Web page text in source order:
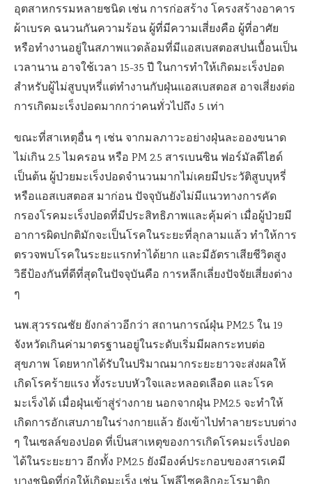
อุตสาหกรรมหลายชนิด เช่น การก่อสร้าง โครงสร้างอาคาร
ผ้าเบรค ฉนวนกันความร้อน ผู้ที่มีความเสี่ยงคือ ผู้ที่อาศัย
หรือทำงานอยู่ในสภาพแวดล้อมที่มีแอสเบสตอสปนเบื้อนเป็น
เวลานาน อาจใช้เวลา 15-35 ปี ในการทำให้เกิดมะเร็งปอด
สำหรับผู้ไม่สูบบุหรี่แต่ทำงานกับฝุ่นแอสเบสตอส อาจเสี่ยงต่อ
การเกิดมะเร็งปอดมากกว่าคนทั่วไปถึง 5 เท่า
ขณะที่สาเหตุอื่น ๆ เช่น จากมลภาวะอย่างฝุ่นละอองขนาด
ไม่เกิน2.5ไมครอน หรือ PM 2.5 สารเบนซิน ฟอร์มัลดีไฮด์
เป็นต้น ผู้ป่วยมะเร็งปอดจำนวนมากไม่เคยมีประวัติสูบบุหรี่
หรือแอสเบสตอส มาก่อน ปัจจุบันยังไม่มีแนวทางการคัด
กรองโรคมะเร็งปอดที่มีประสิทธิภาพและคุ้มค่า เมื่อผู้ป่วยมี
อาการผิดปกติมักจะเป็นโรคในระยะที่ลุกลามแล้ว ทำให้การ
ตรวจพบโรคในระยะแรกทำได้ยาก และมีอัตราเสียชีวิตสูง
วิธีป้องกันที่ดีที่สุดในปัจจุบันคือ การหลีกเลี่ยงปัจจัยเสี่ยงต่าง
ๆ
นพ.สุวรรณชัย ยังกล่าวอีกว่า สถานการณ์ฝุ่นPM2.5 ใน 19
จังหวัดเกินค่ามาตรฐานอยู่ในระดับเริ่มมีผลกระทบต่อ
สุขภาพ โดยหากได้รับในปริมาณมากระยะยาวจะส่งผลให้
เกิดโรคร้ายแรง ทั้งระบบหัวใจและหลอดเลือด และโรค
มะเร็งได้ เมื่อฝุ่นเข้าสู่ร่างกาย นอกจากฝุ่นPM2.5 จะทำให้
เกิดการอักเสบภายในร่างกายแล้ว ยังเข้าไปทำลายระบบต่าง
ๆ ในเซลล์ของปอด ที่เป็นสาเหตุของการเกิดโรคมะเร็งปอด
ได้ในระยะยาว อีกทั้ง PM2.5 ยังมีองค์ประกอบของสารเคมี